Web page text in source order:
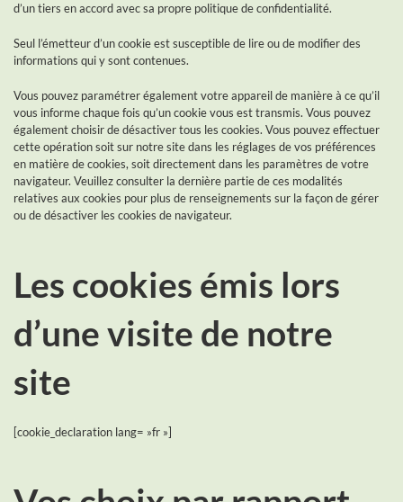
d’un tiers en accord avec sa propre politique de confidentialité.
Seul l’émetteur d’un cookie est susceptible de lire ou de modifier des
informations qui y sont contenues.
Vous pouvez paramétrer également votre appareil de manière à ce qu’il
vous informe chaque fois qu’un cookie vous est transmis. Vous pouvez
également choisir de désactiver tous les cookies. Vous pouvez effectuer
cette opération soit sur notre site dans les réglages de vos préférences
en matière de cookies, soit directement dans les paramètres de votre
navigateur. Veuillez consulter la dernière partie de ces modalités
relatives aux cookies pour plus de renseignements sur la façon de gérer
ou de désactiver les cookies de navigateur.
Les cookies émis lors
d’une visite de notre
site
[cookie_declaration lang= »fr »]